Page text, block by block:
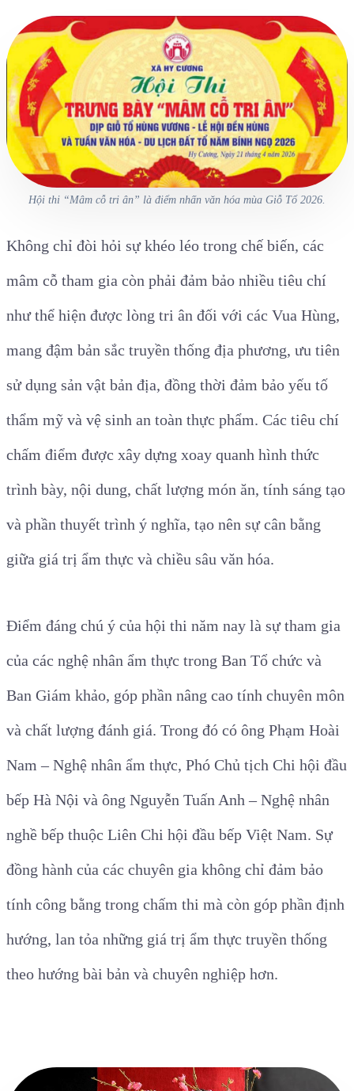
Hội thi “Mâm cỗ tri ân” là điểm nhấn văn hóa mùa Giỗ Tổ 2026.
Không chỉ đòi hỏi sự khéo léo trong chế biến, các
mâm cỗ tham gia còn phải đảm bảo nhiều tiêu chí
như thể hiện được lòng tri ân đối với các Vua Hùng,
mang đậm bản sắc truyền thống địa phương, ưu tiên
sử dụng sản vật bản địa, đồng thời đảm bảo yếu tố
thẩm mỹ và vệ sinh an toàn thực phẩm. Các tiêu chí
chấm điểm được xây dựng xoay quanh hình thức
trình bày, nội dung, chất lượng món ăn, tính sáng tạo
và phần thuyết trình ý nghĩa, tạo nên sự cân bằng
giữa giá trị ẩm thực và chiều sâu văn hóa.
Điểm đáng chú ý của hội thi năm nay là sự tham gia
của các nghệ nhân ẩm thực trong Ban Tổ chức và
Ban Giám khảo, góp phần nâng cao tính chuyên môn
và chất lượng đánh giá. Trong đó có ông Phạm Hoài
Nam – Nghệ nhân ẩm thực, Phó Chủ tịch Chi hội đầu
bếp Hà Nội và ông Nguyễn Tuấn Anh – Nghệ nhân
nghề bếp thuộc Liên Chi hội đầu bếp Việt Nam. Sự
đồng hành của các chuyên gia không chỉ đảm bảo
tính công bằng trong chấm thi mà còn góp phần định
hướng, lan tỏa những giá trị ẩm thực truyền thống
theo hướng bài bản và chuyên nghiệp hơn.